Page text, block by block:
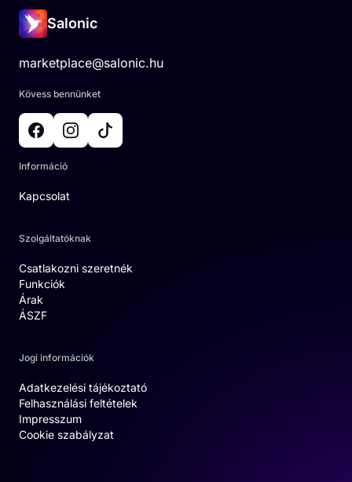
Salonic
marketplace@salonic.hu
Kövess bennünket
Információ
Kapcsolat
Szolgáltatóknak
Csatlakozni szeretnék
Funkciók
Árak
ÁSZF
Jogi információk
Adatkezelési tájékoztató
Felhasználási feltételek
Impresszum
Cookie szabályzat